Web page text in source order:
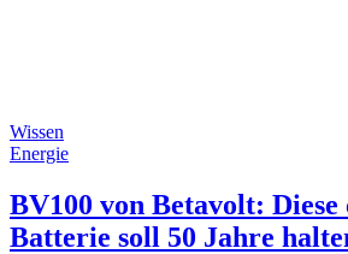
Wissen
Energie
BV100 von Betavolt: Diese
Batterie soll 50 Jahre